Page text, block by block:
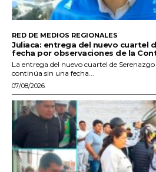
RED DE MEDIOS REGIONALES
Juliaca: entrega del nuevo cuartel
fecha por observaciones de la
La entrega del nuevo cuartel de
continúa sin una fecha...
07/08/2026